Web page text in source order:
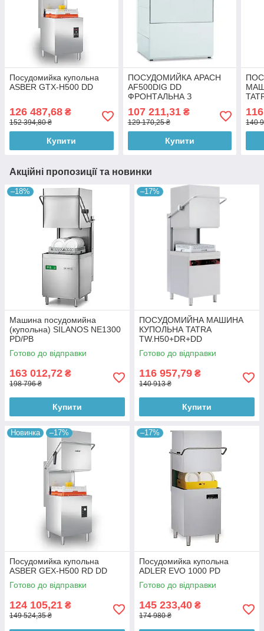
Посудомийка купольна
ASBER GTX-H500 DD
126 487,68 ₴
152 394,80 ₴
Купити
ПОСУДОМИЙКА APACH
AF500DIG DD
ФРОНТАЛЬНА З
ДОЗАТОРОМ МИЮЧОГО
ЗАСОБУ ЕЛЕКТРОННА
ПАНЕЛЬ КЕРУВАННЯ
107 211,31₴
129 170,25 ₴
Купити
140
Акційні пропозиції та новинки
–18%
Машина посудомийна
(купольна) SILANOS NE1300
PD/PB
Готово до відправки
163 012,72 ₴
198 796 ₴
Купити
–17%
ПОСУДОМИЙНА МАШИНА
КУПОЛЬНА TATRA
TW.H50+DR+DD
Готово до відправки
116 957,79 ₴
140 913 ₴
Купити
Новинка –17%
Посудомийка купольна
ASBER GEX-H500 RD DD
Готово до відправки
124 105,21 ₴
149 524,35 ₴
–17%
Посудомийка купольна
ADLER EVO 1000 PD
Готово до відправки
145 233,40 ₴
174 980 ₴